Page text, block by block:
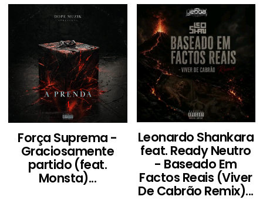
Força Suprema -
Graciosamente
partido (feat.
Monsta)...
Leonardo Shankara
feat. Ready Neutro
- Baseado Em
Factos Reais (Viver
De Cabrão Remix)...